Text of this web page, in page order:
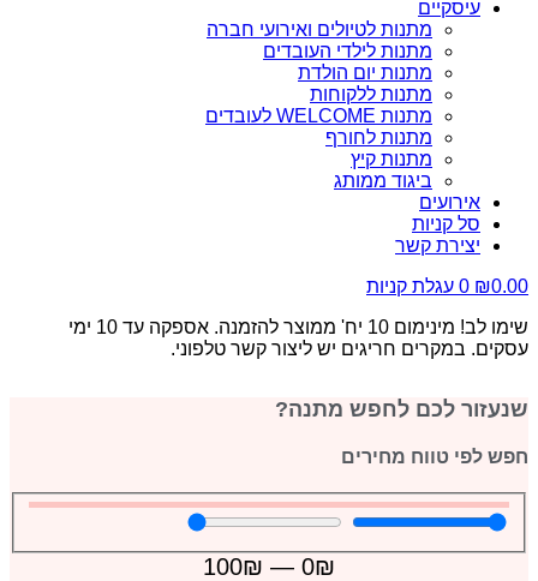
עיסקיים
מתנות לטיולים ואירועי חברה
מתנות לילדי העובדים
מתנות יום הולדת
מתנות ללקוחות
מתנות WELCOME לעובדים
מתנות לחורף
מתנות קיץ
ביגוד ממותג
אירועים
סל קניות
יצירת קשר
₪0.00
0 עגלת קניות
שימו לב! מינימום 10 יח' ממוצר להזמנה. אספקה עד 10 ימי
עסקים. במקרים חריגים יש ליצור קשר טלפוני.
שנעזור לכם לחפש מתנה?
חפש לפי טווח מחירים
0₪
—
100₪